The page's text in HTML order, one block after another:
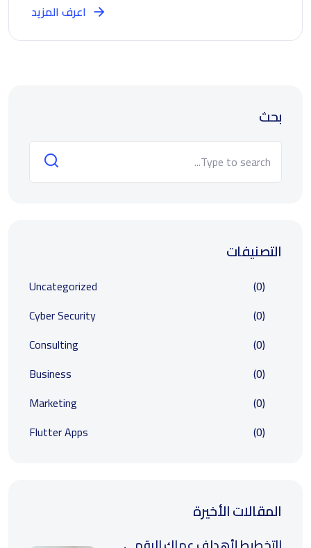
اعرف المزيد
بحث
التصنيفات
Uncategorized
(0)
Cyber Security
(0)
Consulting
(0)
Business
(0)
Marketing
(0)
Flutter Apps
(0)
المقالات الأخيرة